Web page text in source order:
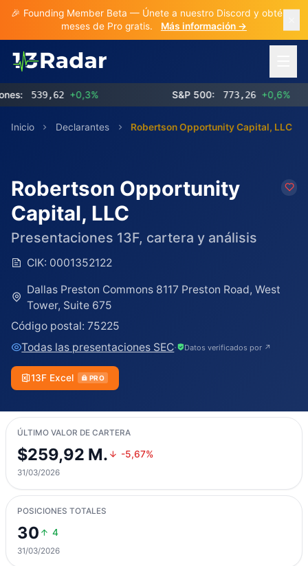
🎉 Founding Member Beta — Únete a nuestro Discord y obtén 3
meses de Pro gratis.
Más información →
539,62 +0,3% S&P 500: 773,26 +0,6%
Inicio Declarantes Robertson Opportunity Capital, LLC
Robertson Opportunity
Capital, LLC
Presentaciones 13F, cartera y análisis
CIK: 0001352122
Dallas Preston Commons 8117 Preston Road, West
Tower, Suite 675
Código postal: 75225
Todas las presentaciones SEC· Datos verificados por ↗
13F Excel PRO
ÚLTIMO VALOR DE CARTERA
$259,92 M. -5,67%
31/03/2026
POSICIONES TOTALES
30 4
31/03/2026